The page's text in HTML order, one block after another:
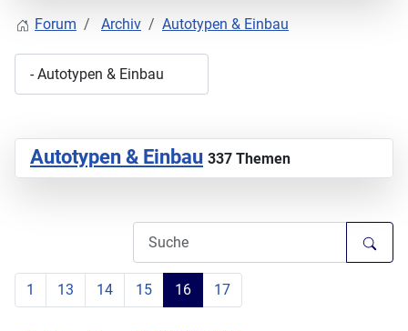
Forum Archiv Autotypen & Einbau
Autotypen & Einbau 337 Themen
1 13 14 15 16 17